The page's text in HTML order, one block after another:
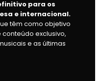
para os
e internacional.
têm como objetivo
exclusivo,
e as últimas